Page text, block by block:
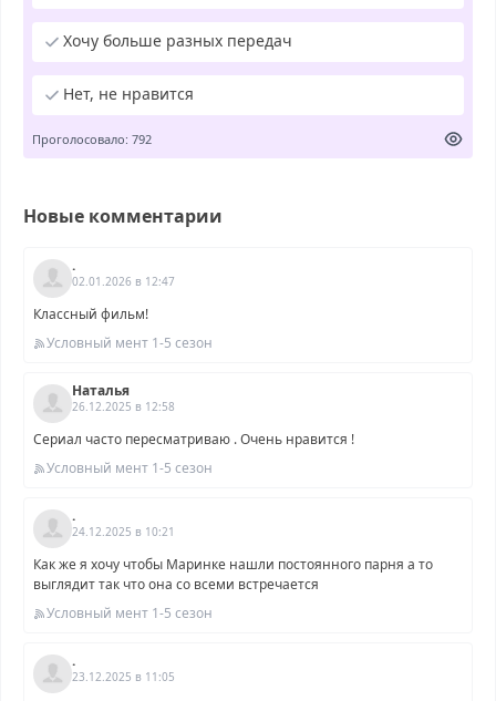
Хочу больше разных передач
Нет, не нравится
Проголосовало: 792
Новые комментарии
.
02.01.2026 в 12:47
Классный фильм!
Условный мент 1-5 сезон
Наталья
26.12.2025 в 12:58
Сериал часто пересматриваю . Очень нравится !
Условный мент 1-5 сезон
.
24.12.2025 в 10:21
Как же я хочу чтобы Маринке нашли постоянного парня а то
выглядит так что она со всеми встречается
Условный мент 1-5 сезон
.
23.12.2025 в 11:05